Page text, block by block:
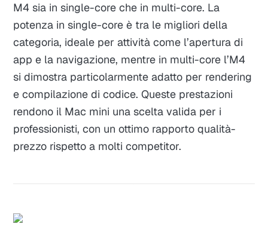
M4 sia in single-core che in multi-core. La
potenza in single-core è tra le migliori della
categoria, ideale per attività come l’apertura di
app e la navigazione, mentre in multi-core l’M4
si dimostra particolarmente adatto per rendering
e compilazione di codice. Queste prestazioni
rendono il Mac mini una scelta valida per i
professionisti, con un ottimo rapporto qualità-
prezzo rispetto a molti competitor.